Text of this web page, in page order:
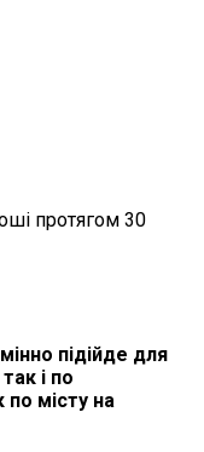
протягом 30
підійде для
і по
місту на